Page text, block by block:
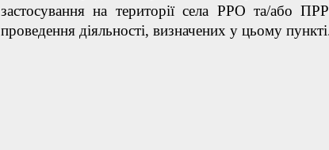
застосування на території села РРО та/або
проведення діяльності, визначених у цьому